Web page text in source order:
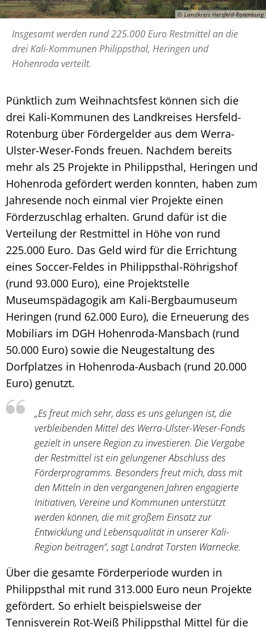
© Landkreis Hersfeld-Rotenburg
Insgesamt werden rund 225.000 Euro Restmittel an die
drei Kali-Kommunen Philippsthal, Heringen und
Hohenroda verteilt.
Pünktlich zum Weihnachtsfest können sich die
drei Kali-Kommunen des Landkreises Hersfeld-
Rotenburg über Fördergelder aus dem Werra-
Ulster-Weser-Fonds freuen. Nachdem bereits
mehr als 25 Projekte in Philippsthal, Heringen und
Hohenroda gefördert werden konnten, haben zum
Jahresende noch einmal vier Projekte einen
Förderzuschlag erhalten. Grund dafür ist die
Verteilung der Restmittel in Höhe von rund
225.000 Euro. Das Geld wird für die Errichtung
eines Soccer-Feldes in Philippsthal-Röhrigshof
(rund 93.000 Euro), eine Projektstelle
Museumspädagogik am Kali-Bergbaumuseum
Heringen (rund 62.000 Euro), die Erneuerung des
Mobiliars im DGH Hohenroda-Mansbach (rund
50.000 Euro) sowie die Neugestaltung des
Dorfplatzes in Hohenroda-Ausbach (rund 20.000
Euro) genutzt.
„Es freut mich sehr, dass es uns gelungen ist, die
verbleibenden Mittel des Werra-Ulster-Weser-Fonds
gezielt in unsere Region zu investieren. Die Vergabe
der Restmittel ist ein gelungener Abschluss des
Förderprogramms. Besonders freut mich, dass mit
den Mitteln in den vergangenen Jahren engagierte
Initiativen, Vereine und Kommunen unterstützt
werden können, die mit großem Einsatz zur
Entwicklung und Lebensqualität in unserer Kali-
Region beitragen“, sagt Landrat Torsten Warnecke.
Über die gesamte Förderperiode wurden in
Philippsthal mit rund 313.000 Euro neun Projekte
gefördert. So erhielt beispielsweise der
Tennisverein Rot-Weiß Philippsthal Mittel für die